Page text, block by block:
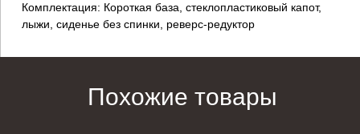
Комплектация: Короткая база, стеклопластиковый капот,
лыжи, сиденье без спинки, реверс-редуктор
Похожие товары